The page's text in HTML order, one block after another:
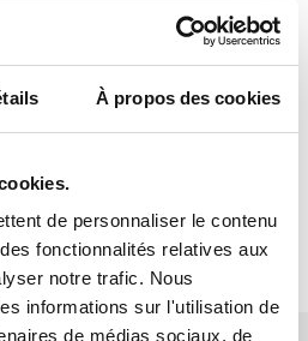
À propos des cookies
de personnaliser le contenu
fonctionnalités relatives aux
notre trafic. Nous
informations sur l'utilisation de
de médias sociaux, de
12-14 cm, 14-16 cm et
et la circonférence du
prix.